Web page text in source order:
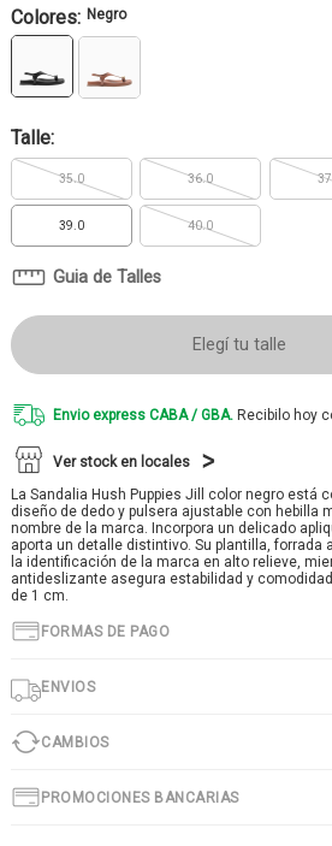
Colores: Negro
Talle:
35.0 36.0
39.0 40.0
Guia de Talles
Elegí tu talle
Envio express CABA / GBA. Recibilo hoy
Ver stock en locales
La Sandalia Hush Puppies Jill color negro está
diseño de dedo y pulsera ajustable con hebilla
nombre de la marca. Incorpora un delicado
aporta un detalle distintivo. Su plantilla, forrada
la identificación de la marca en alto relieve,
antideslizante asegura estabilidad y
de 1 cm.
FORMAS DE PAGO
ENVIOS
CAMBIOS
PROMOCIONES BANCARIAS